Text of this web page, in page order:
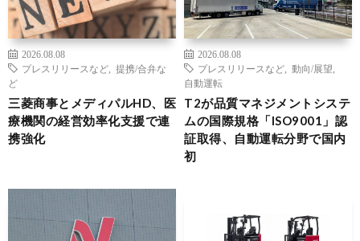
2026.08.08
プレスリリースなど
提携/合弁な
ど
三菱商事とメディパルHD、医
療機関の経営効率化支援で連
携強化
2026.08.08
プレスリリースなど
動向/展望
自動運転
T2が品質マネジメントシステ
ムの国際規格「ISO9001」認
証取得、自動運転分野で国内
初